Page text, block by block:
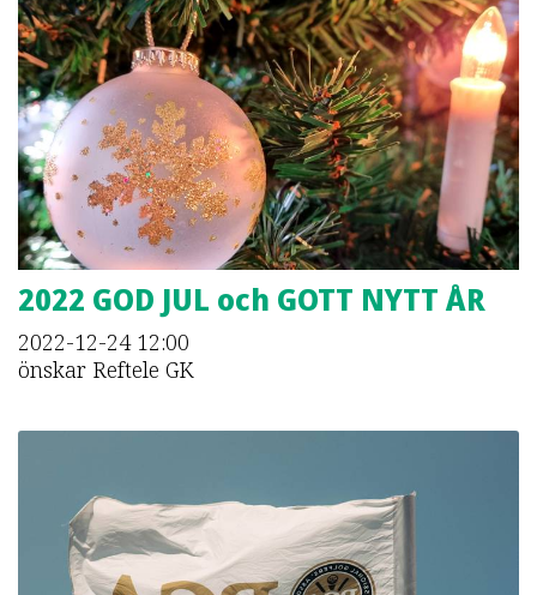
2022 GOD JUL och GOTT NYTT ÅR
2022-12-24 12:00
önskar Reftele GK